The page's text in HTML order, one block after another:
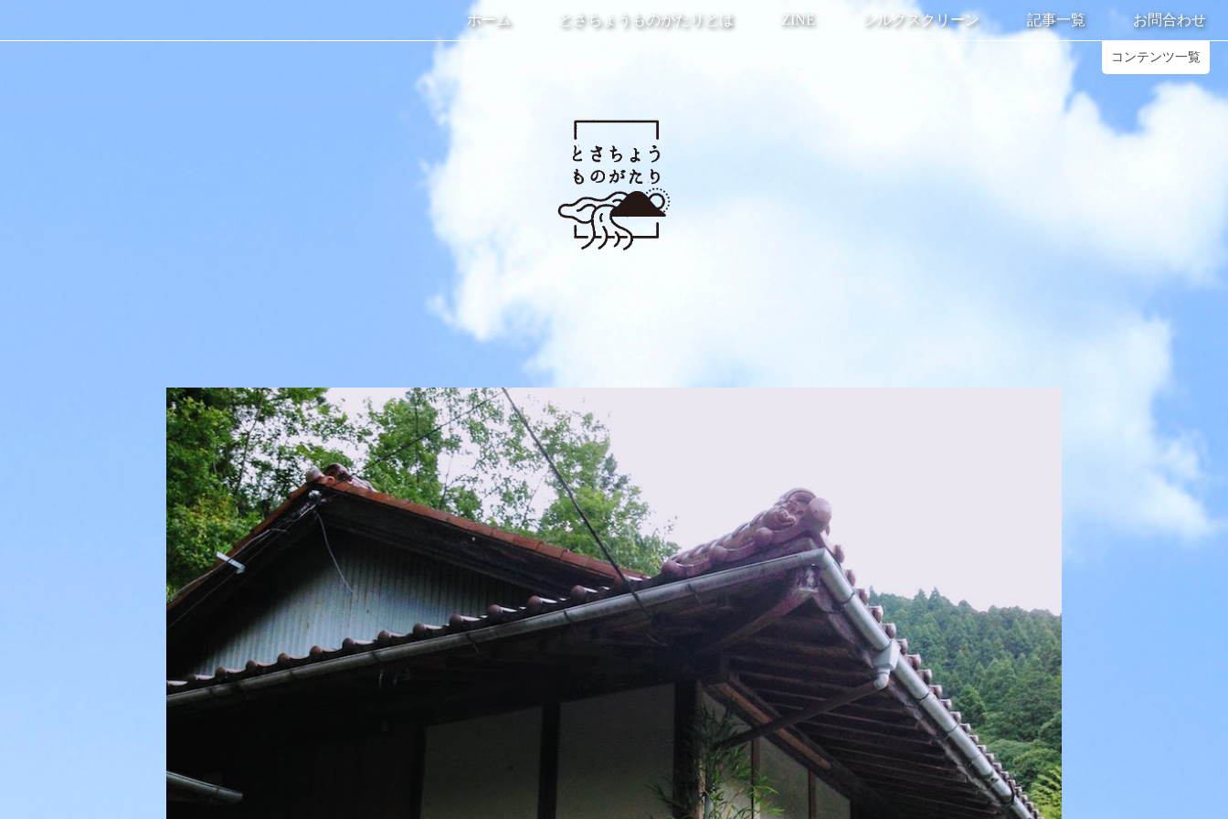
ホーム とさちょうものがたりとは ZINE シルクスクリーン 記事一覧 お問合わせ
コンテンツ一覧